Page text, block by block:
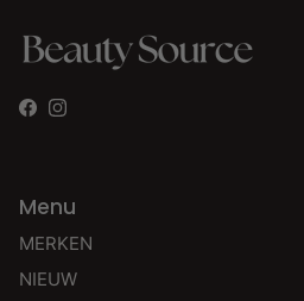
Facebook
Instagram
Menu
MERKEN
NIEUW